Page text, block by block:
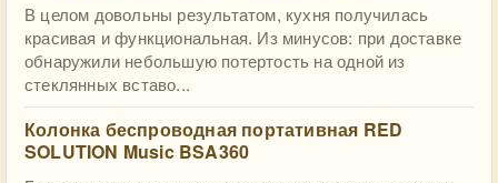
В целом довольны результатом, кухня получилась
красивая и функциональная. Из минусов: при доставке
обнаружили небольшую потертость на одной из
стеклянных вставо...
Колонка беспроводная портативная RED
SOLUTION Music BSA360